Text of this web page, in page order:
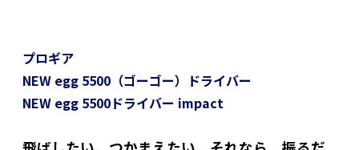
プロギア
NEW egg 5500（ゴーゴー）ドライバー
NEW egg 5500ドライバー impact